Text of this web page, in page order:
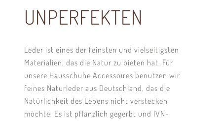
UNPERFEKTEN
Leder ist eines der feinsten und vielseitigsten
Materialien, das die Natur zu bieten hat. Für
unsere Hausschuhe Accessoires benutzen wir
feines Naturleder aus Deutschland, das die
Natürlichkeit des Lebens nicht verstecken
möchte. Es ist pflanzlich gegerbt und IVN-